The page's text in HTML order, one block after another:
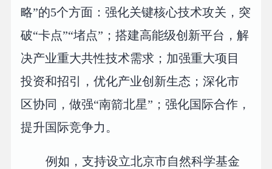
略”的5个方面：强化关键核心技术攻关，突
破“卡点”“堵点”；搭建高能级创新平台，解
决产业重大共性技术需求；加强重大项目
投资和招引，优化产业创新生态；深化市
区协同，做强“南箭北星”；强化国际合作，
提升国际竞争力。
例如，支持设立北京市自然科学基金